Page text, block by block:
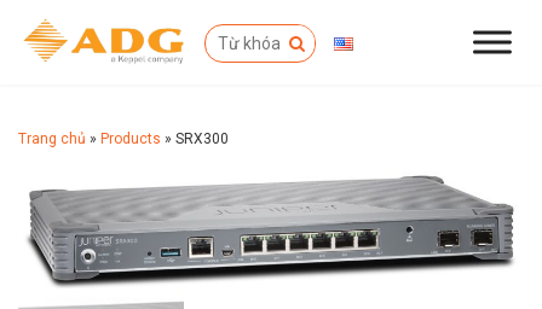
Trang chủ » Products » SRX300